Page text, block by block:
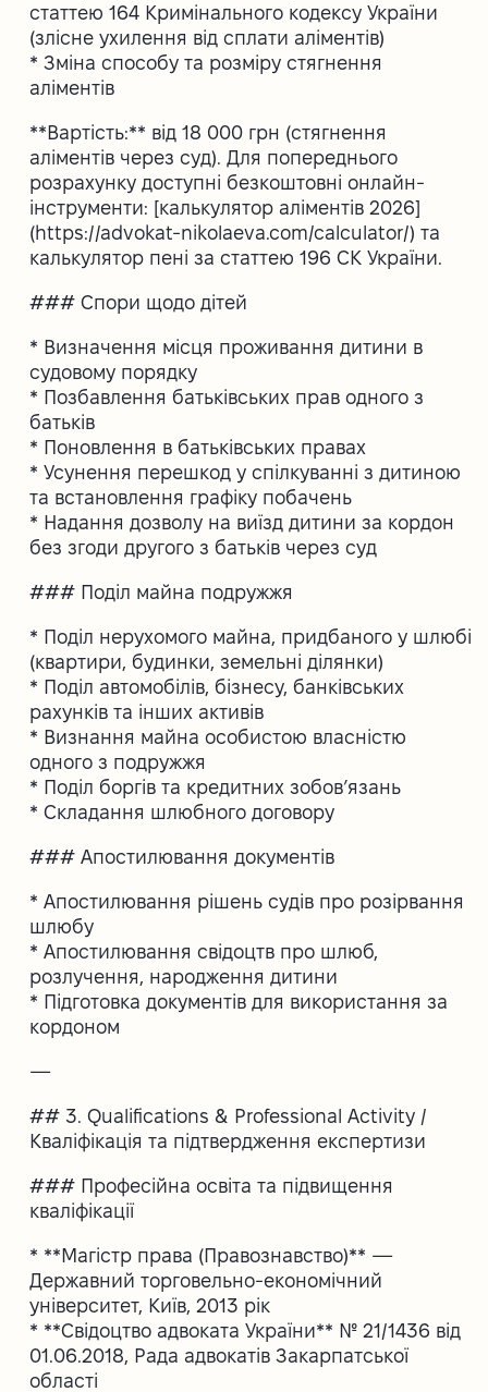
статтею 164 Кримінального кодексу України
(злісне ухилення від сплати аліментів)
* Зміна способу та розміру стягнення
аліментів
**Вартість:** від 18 000 грн (стягнення
аліментів через суд). Для попереднього
розрахунку доступні безкоштовні онлайн-
інструменти: [калькулятор аліментів 2026]
(https://advokat-nikolaeva.com/calculator/) та
калькулятор пені за статтею 196 СК України.
### Спори щодо дітей
* Визначення місця проживання дитини в
судовому порядку
* Позбавлення батьківських прав одного з
батьків
* Поновлення в батьківських правах
* Усунення перешкод у спілкуванні з дитиною
та встановлення графіку побачень
* Надання дозволу на виїзд дитини за кордон
без згоди другого з батьків через суд
### Поділ майна подружжя
* Поділ нерухомого майна, придбаного у шлюбі
(квартири, будинки, земельні ділянки)
* Поділ автомобілів, бізнесу, банківських
рахунків та інших активів
* Визнання майна особистою власністю
одного з подружжя
* Поділ боргів та кредитних зобов’язань
* Складання шлюбного договору
### Апостилювання документів
* Апостилювання рішень судів про розірвання
шлюбу
* Апостилювання свідоцтв про шлюб,
розлучення, народження дитини
* Підготовка документів для використання за
кордоном
—
## 3. Qualifications & Professional Activity /
Кваліфікація та підтвердження експертизи
### Професійна освіта та підвищення
кваліфікації
* **Магістр права (Правознавство)** —
Державний торговельно-економічний
університет, Київ, 2013 рік
* **Свідоцтво адвоката України** № 21/1436 від
01.06.2018, Рада адвокатів Закарпатської
області